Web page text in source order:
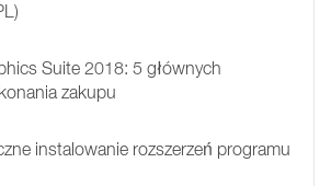
Suite 2018: 5 głównych
zakupu
instalowanie rozszerzeń programu